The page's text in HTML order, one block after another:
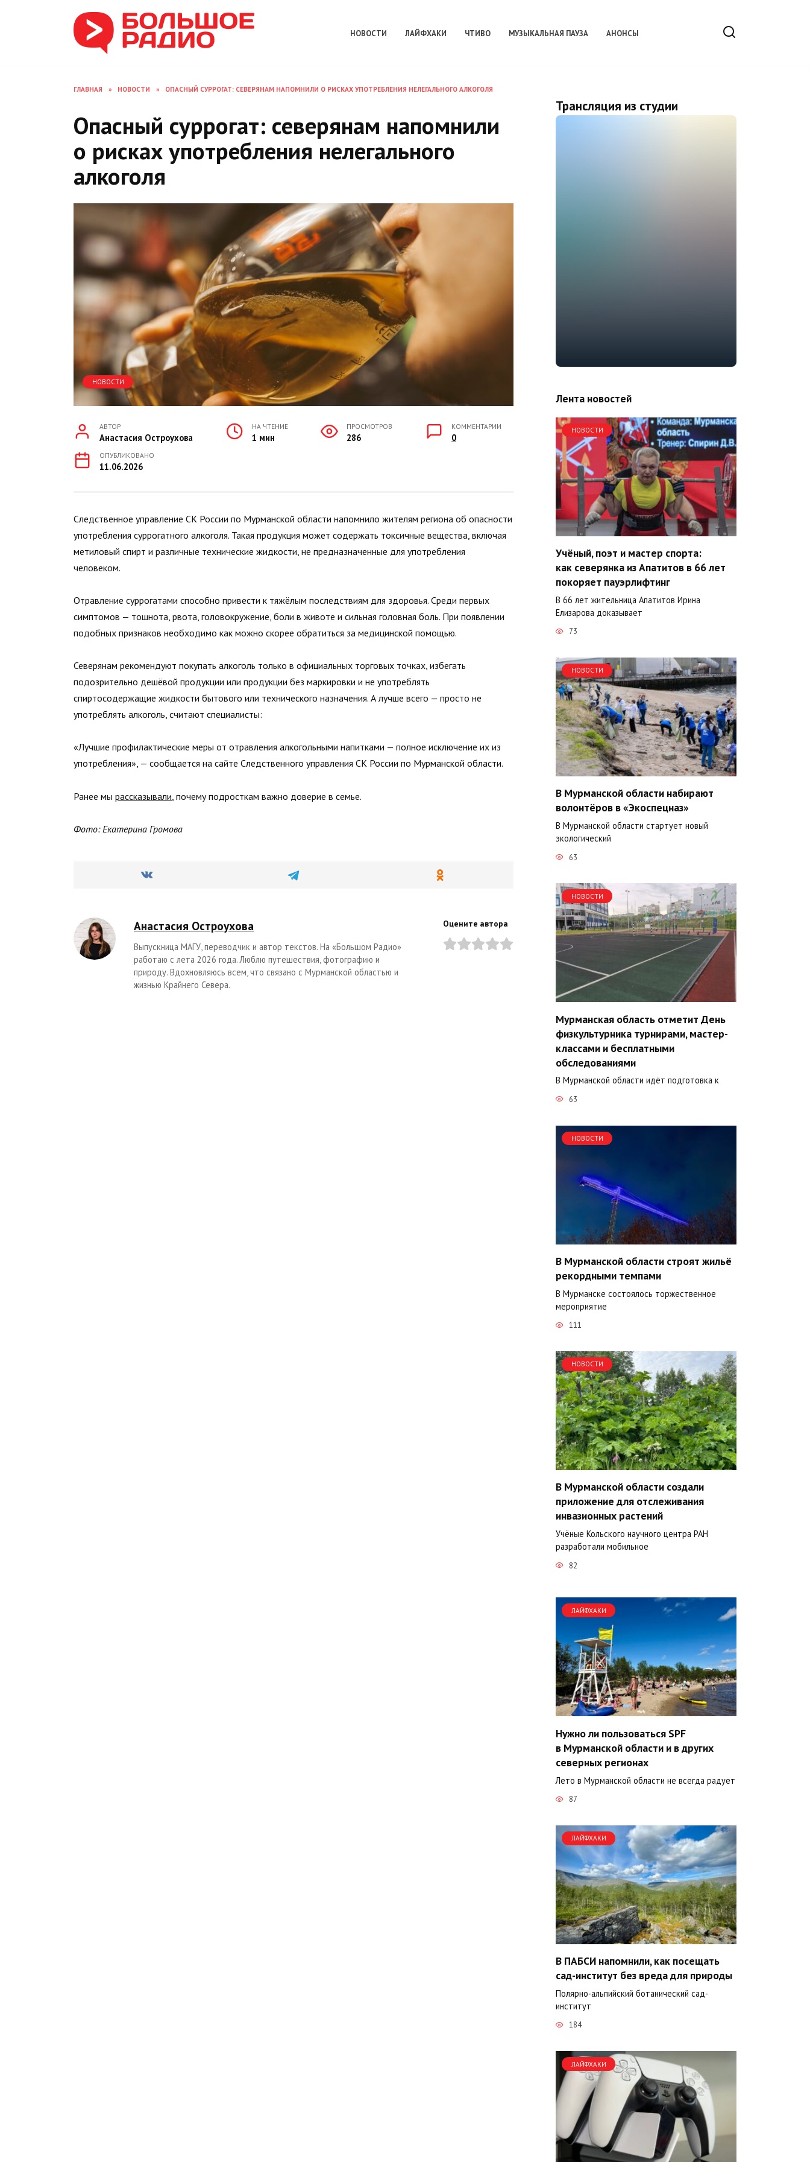
НОВОСТИ ЛАЙФХАКИ ЧТИВО МУЗЫКАЛЬНАЯ ПАУЗА АНОНСЫ
ГЛАВНАЯ » НОВОСТИ » ОПАСНЫЙ СУРРОГАТ: СЕВЕРЯНАМ НАПОМНИЛИ О РИСКАХ УПОТРЕБЛЕНИЯ НЕЛЕГАЛЬНОГО АЛКОГОЛЯ
Опасный суррогат: северянам напомнили
о рисках употребления нелегального
алкоголя
НОВОСТИ
АВТОР
Анастасия Остроухова
НА ЧТЕНИЕ
1 мин
ПРОСМОТРОВ
286
КОММЕНТАРИИ
0
ОПУБЛИКОВАНО
11.06.2026
Следственное управление СК России по Мурманской области напомнило жителям региона об опасности
употребления суррогатного алкоголя. Такая продукция может содержать токсичные вещества, включая
метиловый спирт и различные технические жидкости, не предназначенные для употребления
человеком.
Отравление суррогатами способно привести к тяжёлым последствиям для здоровья. Среди первых
симптомов — тошнота, рвота, головокружение, боли в животе и сильная головная боль. При появлении
подобных признаков необходимо как можно скорее обратиться за медицинской помощью.
Северянам рекомендуют покупать алкоголь только в официальных торговых точках, избегать
подозрительно дешёвой продукции или продукции без маркировки и не употреблять
спиртосодержащие жидкости бытового или технического назначения. А лучше всего — просто не
употреблять алкоголь, считают специалисты:
«Лучшие профилактические меры от отравления алкогольными напитками — полное исключение их из
употребления», — сообщается на сайте Следственного управления СК России по Мурманской области.
Ранее мы рассказывали , почему подросткам важно доверие в семье.
Фото: Екатерина Громова
Анастасия Остроухова
Выпускница МАГУ, переводчик и автор текстов. На «Большом Радио»
работаю с лета 2026 года. Люблю путешествия, фотографию и
природу. Вдохновляюсь всем, что связано с Мурманской областью и
жизнью Крайнего Севера.
Оцените автора
Трансляция из студии
Лента новостей
НОВОСТИ
Учёный, поэт и мастер спорта:
как северянка из Апатитов в 66 лет
покоряет пауэрлифтинг
В 66 лет жительница Апатитов Ирина
Елизарова доказывает
73
НОВОСТИ
В Мурманской области набирают
волонтёров в «Экоспецназ»
В Мурманской области стартует новый
экологический
63
НОВОСТИ
Мурманская область отметит День
физкультурника турнирами, мастер-
классами и бесплатными
обследованиями
В Мурманской области идёт подготовка к
63
НОВОСТИ
В Мурманской области строят жильё
рекордными темпами
В Мурманске состоялось торжественное
мероприятие
111
НОВОСТИ
В Мурманской области создали
приложение для отслеживания
инвазионных растений
Учёные Кольского научного центра РАН
разработали мобильное
82
ЛАЙФХАКИ
Нужно ли пользоваться SPF
в Мурманской области и в других
северных регионах
Лето в Мурманской области не всегда радует
87
ЛАЙФХАКИ
В ПАБСИ напомнили, как посещать
сад-институт без вреда для природы
Полярно-альпийский ботанический сад-
институт
184
ЛАЙФХАКИ